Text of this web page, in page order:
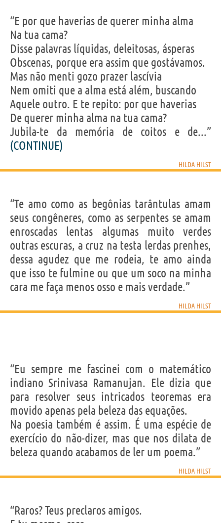
“E por que haverias de querer minha alma
Na tua cama?
Disse palavras líquidas, deleitosas, ásperas
Obscenas, porque era assim que gostávamos.
Mas não menti gozo prazer lascívia
Nem omiti que a alma está além, buscando
Aquele outro. E te repito: por que haverias
De querer minha alma na tua cama?
Jubila-te da memória de coitos e de...”
(CONTINUE)
HILDA HILST
“Te amo como as begônias tarântulas amam
seus congêneres, como as serpentes se amam
enroscadas lentas algumas muito verdes
outras escuras, a cruz na testa lerdas prenhes,
dessa agudez que me rodeia, te amo ainda
que isso te fulmine ou que um soco na minha
cara me faça menos osso e mais verdade.”
HILDA HILST
“Eu sempre me fascinei com o matemático
indiano Srinivasa Ramanujan. Ele dizia que
para resolver seus intricados teoremas era
movido apenas pela beleza das equações.
Na poesia também é assim. É uma espécie de
exercício do não-dizer, mas que nos dilata de
beleza quando acabamos de ler um poema.”
HILDA HILST
“Raros? Teus preclaros amigos.